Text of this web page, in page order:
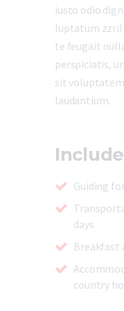
iusto odio
luptatum zzril
te feugait
perspiciatis,
sit
laudantium.
Guiding
days
Breakfast
country